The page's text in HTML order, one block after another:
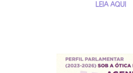
LEIA AQUI